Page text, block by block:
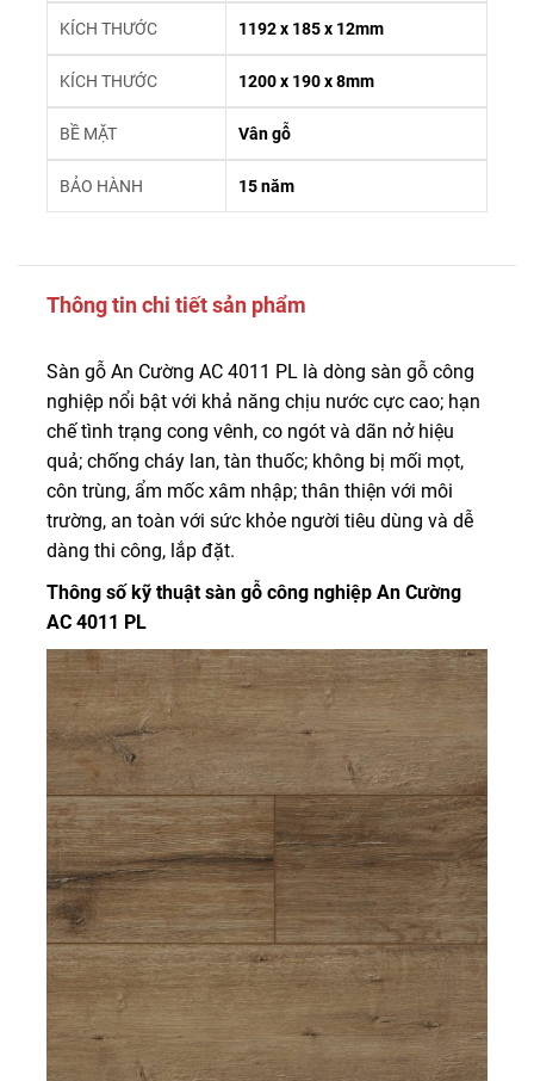
KÍCH THƯỚC 1192 x 185 x 12mm
KÍCH THƯỚC 1200 x 190 x 8mm
BỀ MẶT Vân gỗ
BẢO HÀNH 15 năm
Thông tin chi tiết sản phẩm
Sàn gỗ An Cường AC 4011 PL là dòng sàn gỗ công
nghiệp nổi bật với khả năng chịu nước cực cao; hạn
chế tình trạng cong vênh, co ngót và dãn nở hiệu
quả; chống cháy lan, tàn thuốc; không bị mối mọt,
côn trùng, ẩm mốc xâm nhập; thân thiện với môi
trường, an toàn với sức khỏe người tiêu dùng và dễ
dàng thi công, lắp đặt.
Thông số kỹ thuật sàn gỗ công nghiệp An Cường
AC 4011 PL